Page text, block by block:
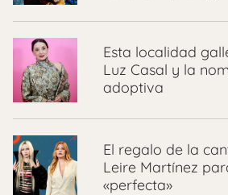
Esta localidad
Luz Casal y la
adoptiva
El regalo de la
Leire Martínez
«perfecta»